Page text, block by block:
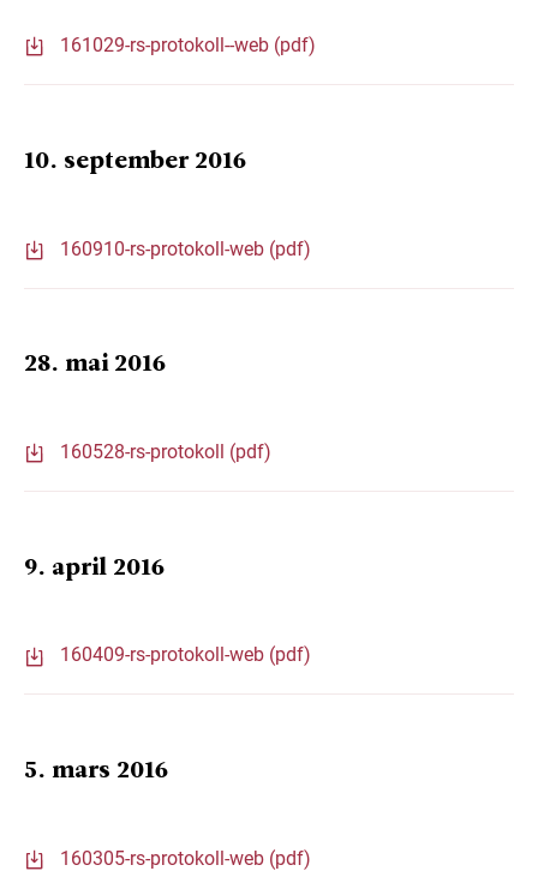
161029-rs-protokoll--web (pdf)
10. september 2016
160910-rs-protokoll-web (pdf)
28. mai 2016
160528-rs-protokoll (pdf)
9. april 2016
160409-rs-protokoll-web (pdf)
5. mars 2016
160305-rs-protokoll-web (pdf)